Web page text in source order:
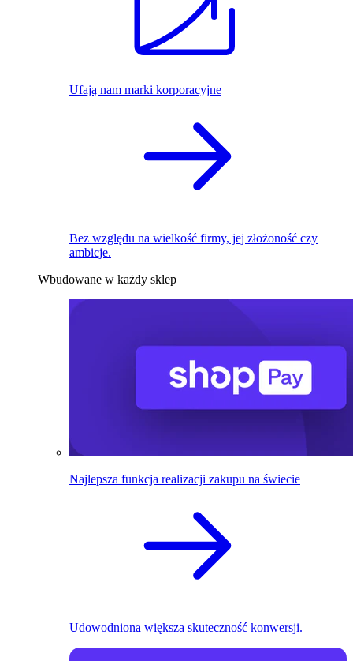
Ufają nam marki korporacyjne
Bez względu na wielkość firmy, jej złożoność czy
ambicje.
Wbudowane w każdy sklep
Najlepsza funkcja realizacji zakupu na świecie
Udowodniona większa skuteczność konwersji.